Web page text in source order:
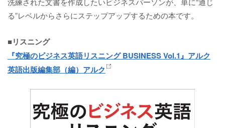
る”レベルからさらにステップアップするための本です。
■リスニング
『究極のビジネス英語リスニング BUSINESS Vol.1』アルク
英語出版編集部（編）アルク